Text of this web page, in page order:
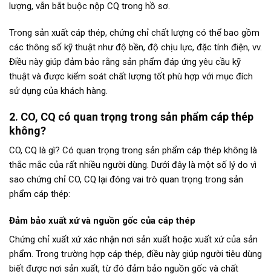
lượng, vẫn bắt buộc nộp CQ trong hồ sơ.
Trong sản xuất cáp thép, chứng chỉ chất lượng có thể bao gồm
các thông số kỹ thuật như độ bền, độ chịu lực, đặc tính điện, vv.
Điều này giúp đảm bảo rằng sản phẩm đáp ứng yêu cầu kỹ
thuật và được kiểm soát chất lượng tốt phù hợp với mục đích
sử dụng của khách hàng.
2. CO, CQ có quan trọng trong sản phẩm cáp thép
không?
CO, CQ là gì? Có quan trọng trong sản phẩm cáp thép không là
thắc mắc của rất nhiều người dùng. Dưới đây là một số lý do vì
sao chứng chỉ CO, CQ lại đóng vai trò quan trọng trong sản
phẩm cáp thép:
Đảm bảo xuất xứ và nguồn gốc của cáp thép
Chứng chỉ xuất xứ xác nhận nơi sản xuất hoặc xuất xứ của sản
phẩm. Trong trường hợp cáp thép, điều này giúp người tiêu dùng
biết được nơi sản xuất, từ đó đảm bảo nguồn gốc và chất